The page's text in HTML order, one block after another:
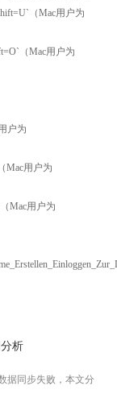
（Mac用户为
（Mac用户为
户为
Mac用户为
Mac用户为
析
据同步失败，本文分